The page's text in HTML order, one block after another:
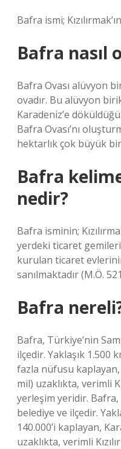
Bafra ismi;
Bafra nasıl
Bafra Ovası alüvyon
ovadır. Bu alüvyon
Karadeniz’e
Bafra Ovası’nı
hektarlık çok büyük
Bafra
nedir?
Bafra isminin;
yerdeki ticaret
kurulan ticaret
sanılmaktadır (M.Ö.
Bafra
Bafra, Türkiye’nin
ilçedir. Yaklaşık 1.500
fazla nüfusu kaplayan,
mil) uzaklıkta, verimli
yerleşim yeridir.
belediye ve ilçedir.
140.000’i kaplayan,
uzaklıkta, verimli